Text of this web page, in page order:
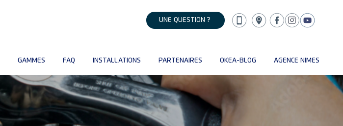
UNE QUESTION ?
GAMMES FAQ INSTALLATIONS PARTENAIRES OKEA-BLOG AGENCE NIMES